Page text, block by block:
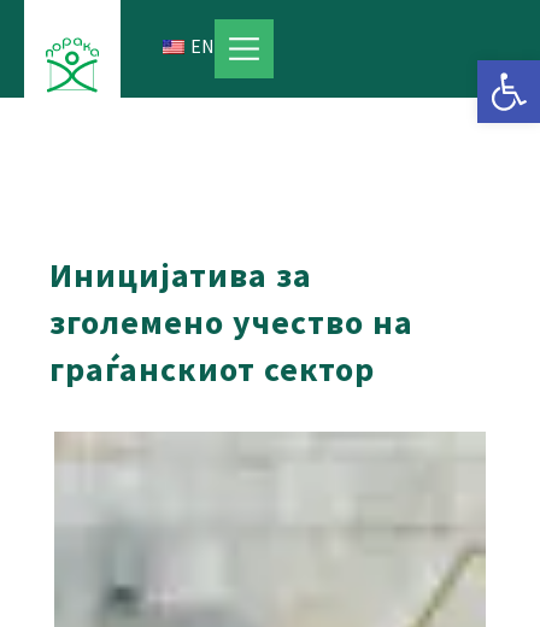
content
EN
Иницијатива за
зголемено учество на
граѓанскиот сектор